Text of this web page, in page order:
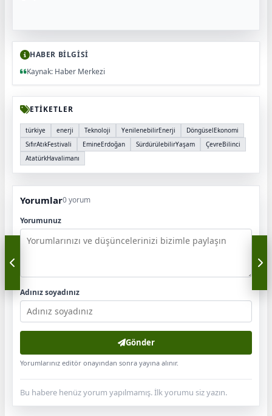
HABER BİLGİSİ
Kaynak: Haber Merkezi
ETİKETLER
türkiye enerji Teknoloji YenilenebilirEnerji
DöngüselEkonomi
SıfırAtıkFestivali
EmineErdoğan SürdürülebilirYaşam
ÇevreBilinci
AtatürkHavalimanı
Yorumlar0 yorum
Yorumunuz
Adınız soyadınız
Gönder
Yorumlarınız editör onayından sonra yayına alınır.
Bu habere henüz yorum yapılmamış. İlk yorumu siz yazın.